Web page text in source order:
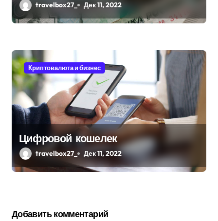
travelbox27_ Дек 11, 2022
Криптовалюта и бизнес
Цифровой кошелек
travelbox27_ Дек 11, 2022
Добавить комментарий